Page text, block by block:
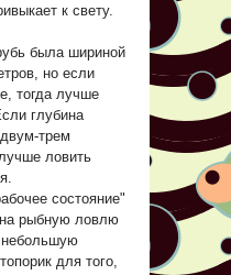
к свету.
была шириной
но если
тогда лучше
глубина
трем
ловить
состояние"
рыбную ловлю
небольшую
для того,